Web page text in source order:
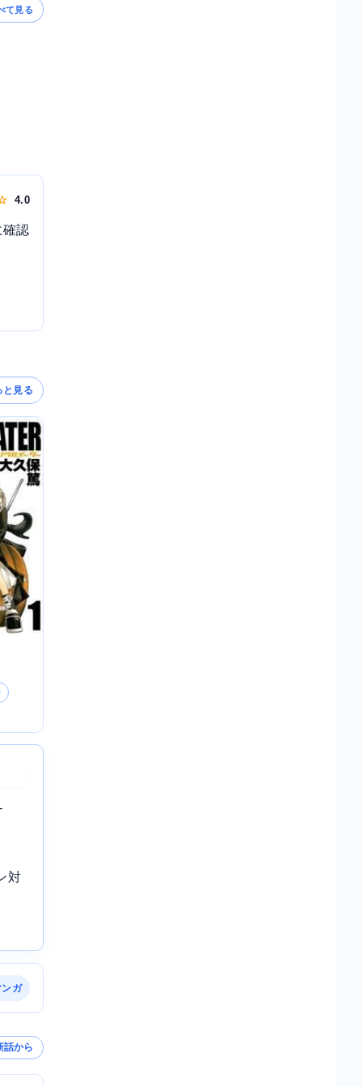
て見る
4.0
確認
と見る
対
ガ
話から